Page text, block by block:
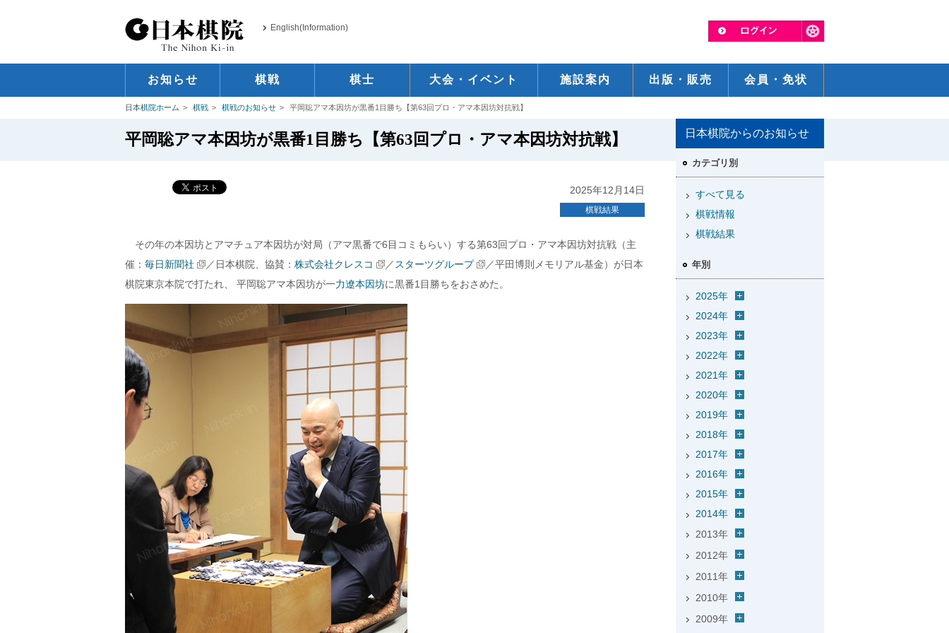
English(Information)
お知らせ 棋戦 棋士 大会・イベント 施設案内 出版・販売 会員・免状
日本棋院ホーム 棋戦 棋戦のお知らせ 平岡聡アマ本因坊が黒番1目勝ち【第63回プロ・アマ本因坊対抗戦】
平岡聡アマ本因坊が黒番1目勝ち【第63回プロ・アマ本因坊対抗戦】
2025年12月14日
棋戦結果
その年の本因坊とアマチュア本因坊が対局（アマ黒番で6目コミもらい）する第63回プロ・アマ本因坊対抗戦（主
催： 毎日新聞社 ／日本棋院、協賛： 株式会社クレスコ ／スターツグループ
／平田博則メモリアル基金）が日本
棋院東京本院で打たれ、 平岡聡アマ本因坊が一力遼本因坊に黒番1目勝ちをおさめた。
日本棋院からのお知らせ
カテゴリ別
すべて見る
棋戦情報
棋戦結果
年別
2025年
2024年
2023年
2022年
2021年
2020年
2019年
2018年
2017年
2016年
2015年
2014年
2013年
2012年
2011年
2010年
2009年